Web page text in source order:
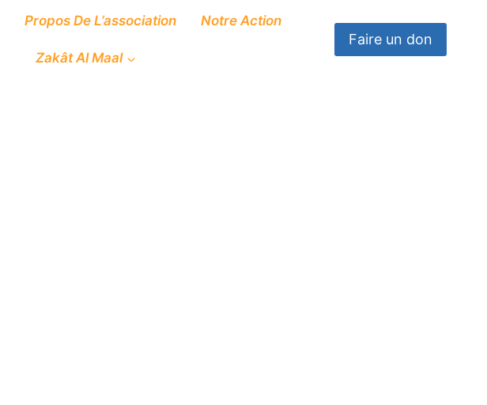
Propos De L’association Notre Action
Zakât Al Maal
Faire un don